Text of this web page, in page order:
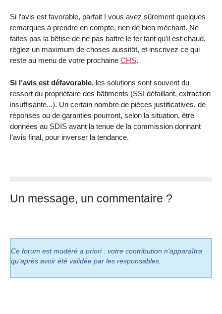
Si l’avis est favorable, parfait ! vous avez sûrement quelques
remarques à prendre en compte, rien de bien méchant. Ne
faites pas la bêtise de ne pas battre le fer tant qu’il est chaud,
réglez un maximum de choses aussitôt, et inscrivez ce qui
reste au menu de votre prochaine CHS.
Si l’avis est défavorable, les solutions sont souvent du
ressort du propriétaire des bâtiments (SSI défaillant, extraction
insuffisante...). Un certain nombre de pièces justificatives, de
réponses ou de garanties pourront, selon la situation, être
données au SDIS avant la tenue de la commission donnant
l’avis final, pour inverser la tendance.
Un message, un commentaire ?
Ce forum est modéré a priori : votre contribution n’apparaîtra
qu’après avoir été validée par les responsables.